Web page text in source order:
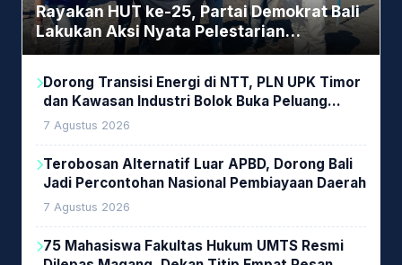
Rayakan HUT ke-25, Partai Demokrat Bali
Lakukan Aksi Nyata Pelestarian
Lingkungan
Dorong Transisi Energi di NTT, PLN UPK Timor
dan Kawasan Industri Bolok Buka Peluang
Investasi Woodchip untuk Cofiring PLTU Bolok
7 Agustus 2026
Terobosan Alternatif Luar APBD, Dorong Bali
Jadi Percontohan Nasional Pembiayaan Daerah
7 Agustus 2026
75 Mahasiswa Fakultas Hukum UMTS Resmi